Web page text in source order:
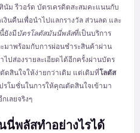
ม รีวอร์ด บัตรเครดิตสะสมคะแนนกับ
งินคืนเพื่อนำไปแลกรางวัล ส่วนลด และ
ยังมีบัตรโลตัสมันนี่พลัสที่เป็นบริการ
มาพร้อมกับการผ่อนชำระสินค้าผ่าน
ปส่องรายละเอียดได้อีกครั้งผ่านบัตร
สินใจให้ง่ายกว่าเดิม แต่เดิมที่โลตัส
รโมชั่นในการให้คุณตัดสินใจเข้ามา
เลยจริงๆ
นี่พลัสทำอย่างไรได้